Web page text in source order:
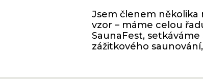
Jsem členem několika
vzor – máme celou
SaunaFest,
zážitkového